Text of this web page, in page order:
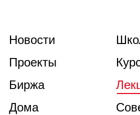
Новости
Проекты
Биржа
Дома